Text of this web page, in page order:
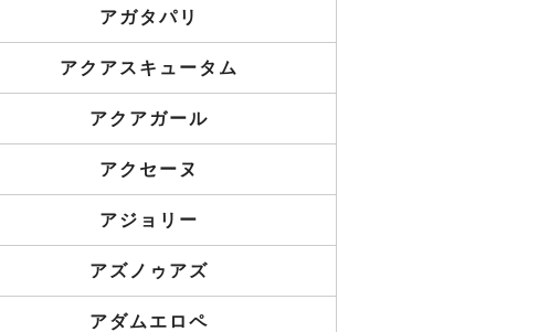
アガタパリ
アクアスキュータム
アクアガール
アクセーヌ
アジョリー
アズノゥアズ
アダムエロペ